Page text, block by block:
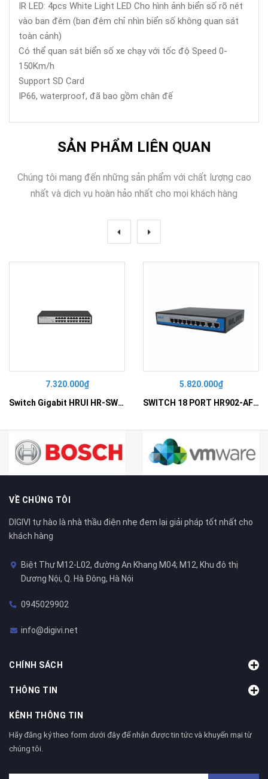
IR LED: 4pcs White Light LED Cho hình ảnh biển số rõ nét
vào ban đêm (ban đêm chỉ nhìn biển số không quan sát
toàn cảnh)
Có thể quan sát biển số xe chạy với tốc độ Speed 0-
150Km/h
Support SD Card
IP66, waterproof, đã bao gồm chân đế
SẢN PHẨM LIÊN QUAN
Chúng tôi mang đến những sản phẩm với chất lượng cao
nhất và dịch vụ hoàn hảo nhất cho mọi khách hàng
7.320.000₫
Switch Gigabit HRUI HR-SWG10240D
5.820.000₫
SWITCH 18 PORT HR902-AF162G-300 – Switch PoE 16 Cổng
VỀ CHÚNG TÔI
DIGIVI tự hào là nhà thầu điện nhẹ đem lại giải pháp tốt nhất cho
khách hàng
Biệt Thự M12-L02, đường An Khang M04; M12, Khu đô thị
Dương Nội, Q. Hà Đông, Hà Nội
0945029902
info@digivi.net
CHÍNH SÁCH
THÔNG TIN
KÊNH THÔNG TIN
Hãy đăng ký theo form dưới đây để nhận được tin tức và khuyến mại từ
chúng tôi.